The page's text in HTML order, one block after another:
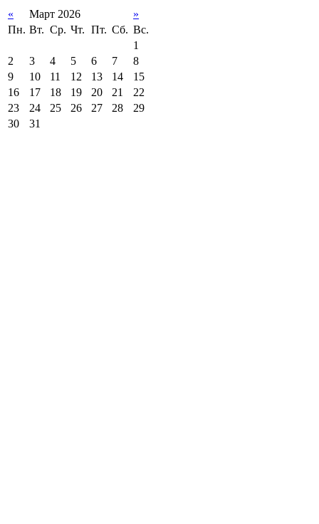
« Март 2026
»
Пн. Вт. Ср. Чт. Пт. Сб. Вс.
1
2
3 4 5 6 7
8
9
10 11 12 13 14
15
16
17 18 19 20 21
22
23
24 25 26 27 28
29
30
31